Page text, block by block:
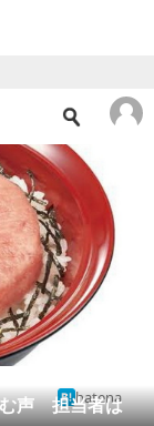
む声 担当者は
hatena